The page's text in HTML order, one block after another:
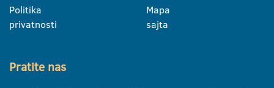
Politika
privatnosti
Mapa
sajta
Pratite nas